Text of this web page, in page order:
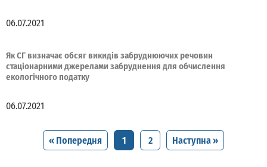
06.07.2021
Як СГ визначає обсяг викидів забруднюючих речовин
стаціонарними джерелами забруднення для обчислення
екологічного податку
06.07.2021
« Попередня 1 2 Наступна »